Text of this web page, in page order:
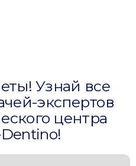
Узнай все
экспертов
центра